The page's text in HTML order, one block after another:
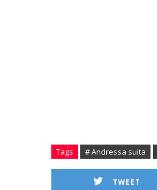
Tags # Andressa suita
TWEET